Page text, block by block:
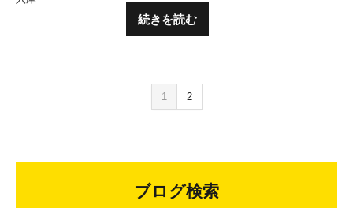
続きを読む
1 2
ブログ検索